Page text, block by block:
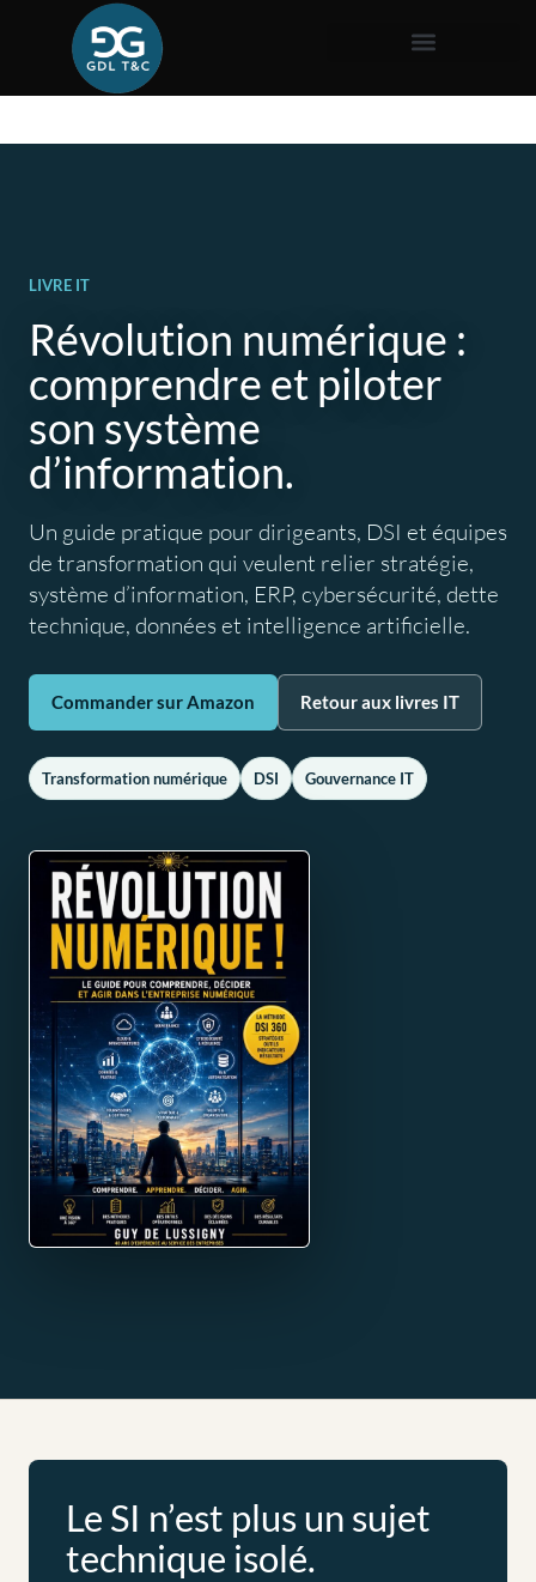
LIVRE IT
Révolution numérique :
comprendre et piloter
son système
d’information.
Un guide pratique pour dirigeants, DSI et équipes
de transformation qui veulent relier stratégie,
système d’information, ERP, cybersécurité, dette
technique, données et intelligence artificielle.
Commander sur Amazon Retour aux livres IT
Transformation numérique DSI Gouvernance IT
Le SI n’est plus un sujet
technique isolé.